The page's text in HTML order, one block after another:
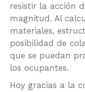
resistir la acción
magnitud. Al
materiales,
posibilidad de
que se puedan
los ocupantes.
Hoy gracias a la